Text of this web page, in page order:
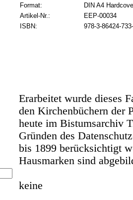
Format:
DIN A4
Artikel-Nr.:
EEP-00034
ISBN:
978-3-86424-
Erarbeitet wurde dieses
den Kirchenbüchern der
heute im Bistumsarchiv
Gründen des
bis 1899 berücksichtigt
Hausmarken sind
keine